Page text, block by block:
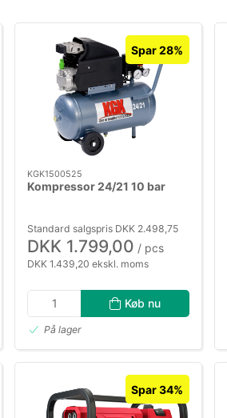
Spar 28%
KGK1500525
Kompressor 24/21 10 bar
Standard salgspris DKK 2.498,75
DKK 1.799,00 / pcs
DKK 1.439,20 ekskl. moms
Køb nu
På lager
Spar 34%